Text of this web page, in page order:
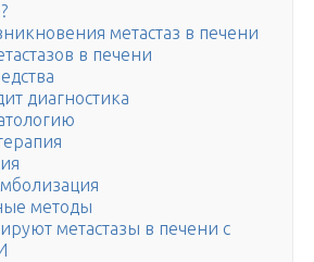
метастаз в печени
в печени
диагностика
методы
метастазы в печени с